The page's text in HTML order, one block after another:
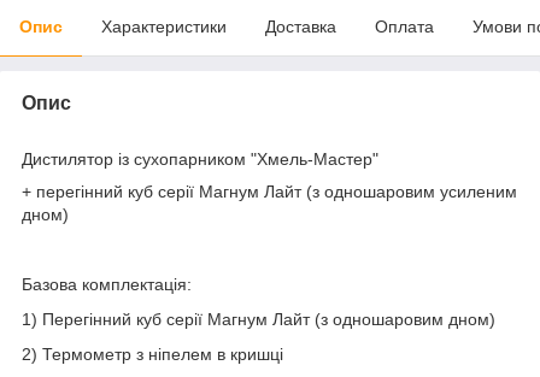
Опис Характеристики Доставка Оплата Умови
Опис
Дистилятор із сухопарником "Хмель-Мастер"
+ перегінний куб серії Магнум Лайт (з одношаровим усиленим
дном)
Базова комплектація:
1) Перегінний куб серії Магнум Лайт (з одношаровим дном)
2) Термометр з ніпелем в кришці